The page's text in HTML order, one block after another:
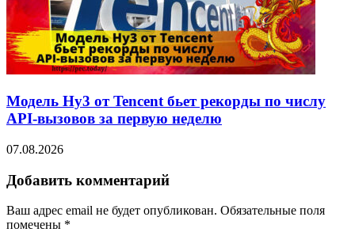
Модель Hy3 от Tencent бьет рекорды по числу
API-вызовов за первую неделю
07.08.2026
Добавить комментарий
Ваш адрес email не будет опубликован. Обязательные поля
помечены *